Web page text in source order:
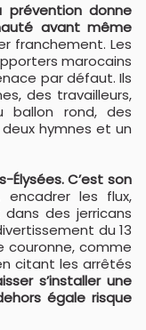
prévention donne
avant même
franchement. Les
marocains
par défaut. Ils
des travailleurs,
ballon rond, des
hymnes et un
C’est son
les flux,
des jerricans
du 13
couronne, comme
citant les arrêtés
s’installer une
égale risque